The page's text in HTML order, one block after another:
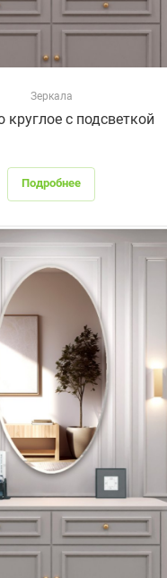
Зеркала
круглое с подсветкой
Подробнее